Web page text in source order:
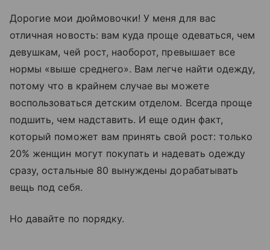
Дорогие мои дюймовочки! У меня для вас
отличная новость: вам куда проще одеваться, чем
девушкам, чей рост, наоборот, превышает все
нормы «выше среднего». Вам легче найти одежду,
потому что в крайнем случае вы можете
воспользоваться детским отделом. Всегда проще
подшить, чем надставить. И еще один факт,
который поможет вам принять свой рост: только
20% женщин могут покупать и надевать одежду
сразу, остальные 80 вынуждены дорабатывать
вещь под себя.
Но давайте по порядку.